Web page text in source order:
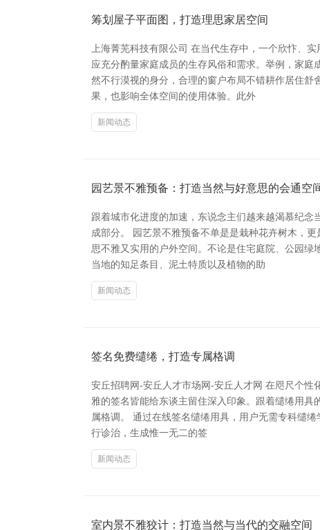
筹划屋子平面图，打造理思家居空间
上海菁芜科技有限公司 在当代生存中，一个欣忭、
应充分酌量家庭成员的生存风俗和需求。举例，家
然不行漠视的身分，合理的窗户布局不错耕作居住
果，也影响全体空间的使用体验。此外
新闻动态
园艺景不雅预备：打造当然与好意思的会通空
跟着城市化进度的加速，东说念主们越来越渴慕纪
成部分。 园艺景不雅预备不单是是栽种花卉树木，
思不雅又实用的户外空间。不论是住宅庭院、公园
当地的知足条目、泥土特质以及植物的助
新闻动态
签名免费缱绻，打造专属格调
安丘招聘网-安丘人才市场网-安丘人才网 在咫尺个
雅的签名皆能给东谈主留住深入印象。跟着缱绻用
属格调。 通过在线签名缱绻用具，用户无需专科缱
行诊治，生成惟一无二的签
新闻动态
室内景不雅狡计：打造当然与当代的交融空间